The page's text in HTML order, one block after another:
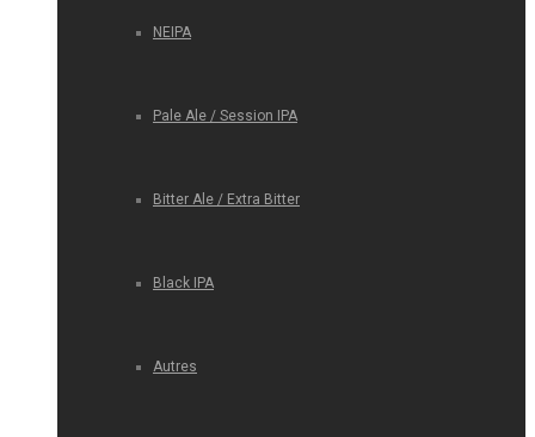
NEIPA
Pale Ale / Session IPA
Bitter Ale / Extra Bitter
Black IPA
Autres